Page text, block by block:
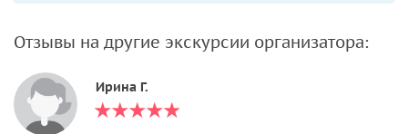
Отзывы на другие экскурсии организатора:
Ирина Г.